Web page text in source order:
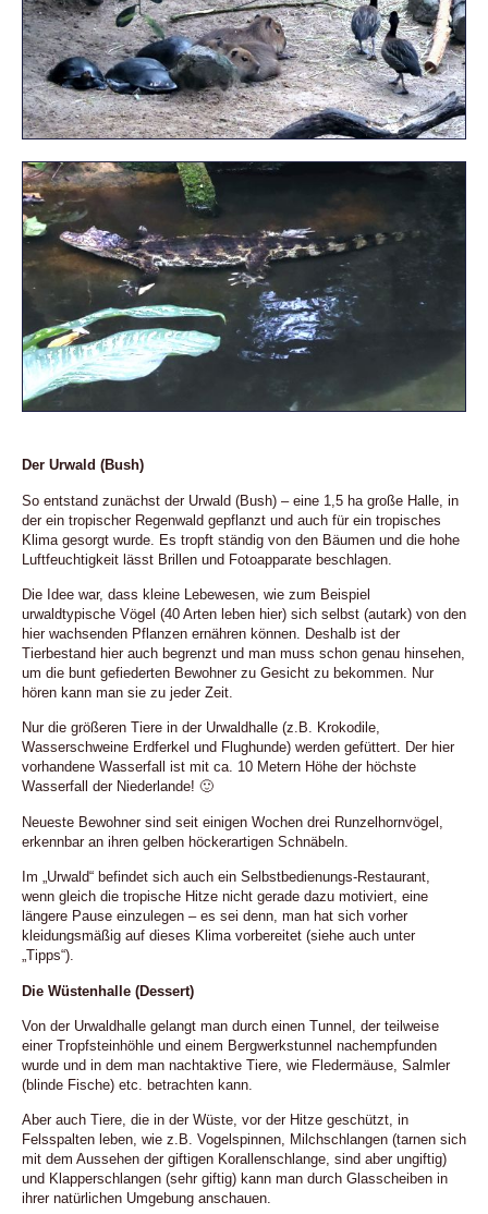
Der Urwald (Bush)
So entstand zunächst der Urwald (Bush) – eine 1,5 ha große Halle, in
der ein tropischer Regenwald gepflanzt und auch für ein tropisches
Klima gesorgt wurde. Es tropft ständig von den Bäumen und die hohe
Luftfeuchtigkeit lässt Brillen und Fotoapparate beschlagen.
Die Idee war, dass kleine Lebewesen, wie zum Beispiel
urwaldtypische Vögel (40 Arten leben hier) sich selbst (autark) von den
hier wachsenden Pflanzen ernähren können. Deshalb ist der
Tierbestand hier auch begrenzt und man muss schon genau hinsehen,
um die bunt gefiederten Bewohner zu Gesicht zu bekommen. Nur
hören kann man sie zu jeder Zeit.
Nur die größeren Tiere in der Urwaldhalle (z.B. Krokodile,
Wasserschweine Erdferkel und Flughunde) werden gefüttert. Der hier
vorhandene Wasserfall ist mit ca. 10 Metern Höhe der höchste
Wasserfall der Niederlande! 🙂
Neueste Bewohner sind seit einigen Wochen drei Runzelhornvögel,
erkennbar an ihren gelben höckerartigen Schnäbeln.
Im „Urwald“ befindet sich auch ein Selbstbedienungs-Restaurant,
wenn gleich die tropische Hitze nicht gerade dazu motiviert, eine
längere Pause einzulegen – es sei denn, man hat sich vorher
kleidungsmäßig auf dieses Klima vorbereitet (siehe auch unter
„Tipps“).
Die Wüstenhalle (Dessert)
Von der Urwaldhalle gelangt man durch einen Tunnel, der teilweise
einer Tropfsteinhöhle und einem Bergwerkstunnel nachempfunden
wurde und in dem man nachtaktive Tiere, wie Fledermäuse, Salmler
(blinde Fische) etc. betrachten kann.
Aber auch Tiere, die in der Wüste, vor der Hitze geschützt, in
Felsspalten leben, wie z.B. Vogelspinnen, Milchschlangen (tarnen sich
mit dem Aussehen der giftigen Korallenschlange, sind aber ungiftig)
und Klapperschlangen (sehr giftig) kann man durch Glasscheiben in
ihrer natürlichen Umgebung anschauen.